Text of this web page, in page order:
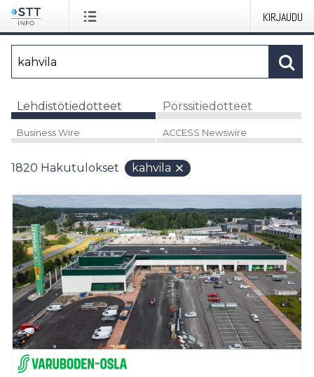
KIRJAUDU
Lehdistötiedotteet Pörssitiedotteet
Business Wire ACCESS Newswire
1820 Hakutulokset kahvila